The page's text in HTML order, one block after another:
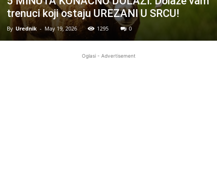
trenuci koji ostaju UREZANI U SRCU!
By Urednik - May 19, 2026 1295 0
Oglasi - Advertisement